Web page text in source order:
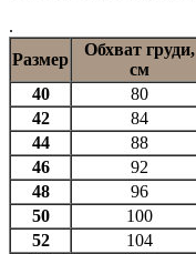
.
Размер
Обхват груди,
см
40
80
42
84
44
88
46
92
48
96
50
100
52
104